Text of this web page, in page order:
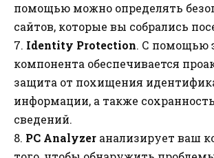
помощью можно определять
сайтов, которые вы собрались
7. Identity Protection. С помощью
компонента обеспечивается
защита от похищения
информации, а также
сведений.
8. PC Analyzer анализирует ваш